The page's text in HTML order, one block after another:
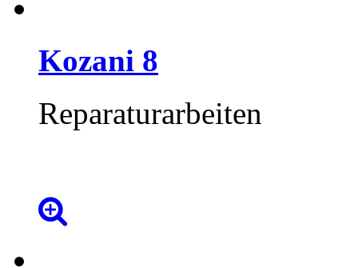
Kozani 8
Reparaturarbeiten